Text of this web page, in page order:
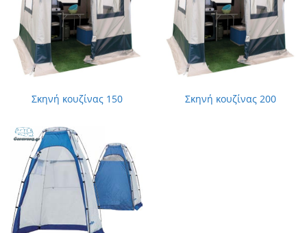
Σκηνή κουζίνας 200
Σκηνή κουζίνας 150